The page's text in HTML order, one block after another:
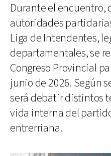
Durante el encuentro,
autoridades
Liga de Intendentes,
departamentales, se
Congreso Provincial
junio de 2026. Según
será debatir distintos
vida interna del
entrerriana.